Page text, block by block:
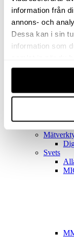
information från
annons- och
Dessa kan i sin
information som
Svets